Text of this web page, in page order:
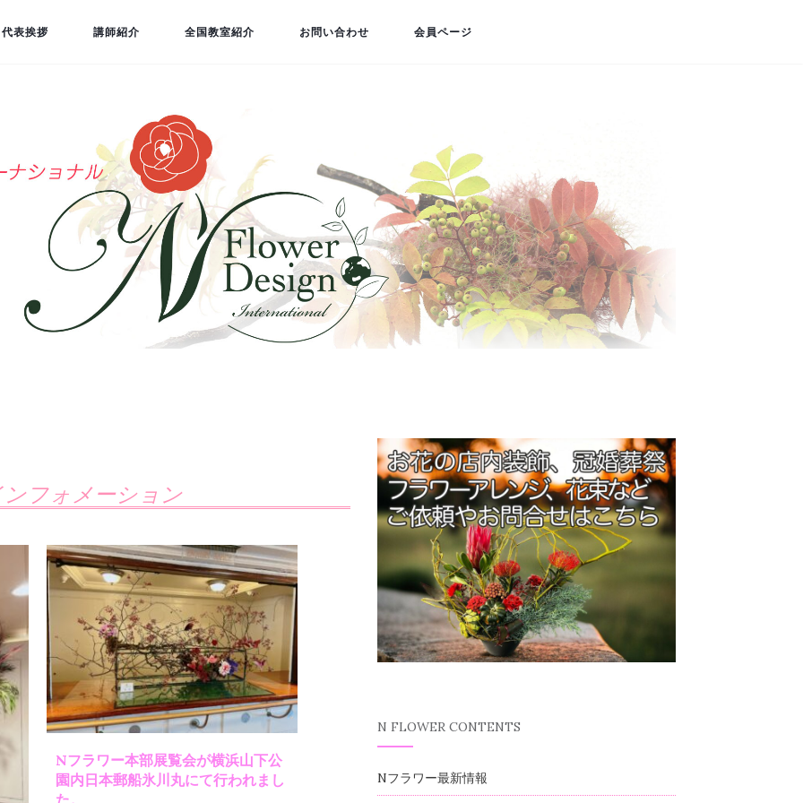
代表挨拶 講師紹介 全国教室紹介 お問い合わせ 会員ページ
フォメーション
Nフラワー本部展覧会が横浜山下公
園内日本郵船氷川丸にて行われまし
N FLOWER CONTENTS
Nフラワー最新情報